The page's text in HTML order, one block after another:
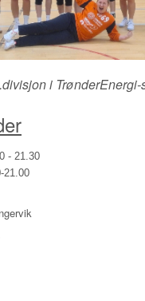
i TrønderEnergi-
- 21.30
21.00